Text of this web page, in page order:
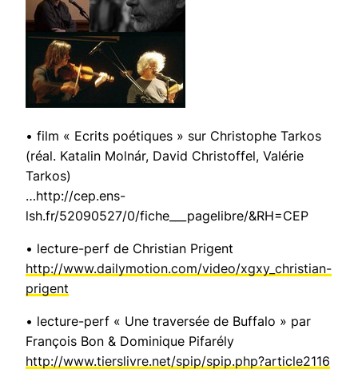
• film « Ecrits poétiques » sur Christophe Tarkos
(réal. Katalin Molnár, David Christoffel, Valérie
Tarkos)
…http://cep.ens-
lsh.fr/52090527/0/fiche___pagelibre/&RH=CEP
• lecture-perf de Christian Prigent
http://www.dailymotion.com/video/xgxy_christian-
prigent
• lecture-perf « Une traversée de Buffalo » par
François Bon & Dominique Pifarély
http://www.tierslivre.net/spip/spip.php?article2116